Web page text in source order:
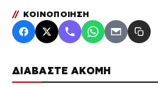
ΔΙΑΒΑΣΤΕ ΑΚΟΜΗ
// ΚΟΙΝΟΠΟΙΗΣΗ